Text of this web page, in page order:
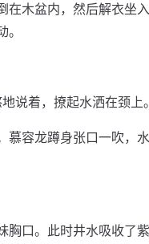
在木盆内，然后解衣坐
说着，撩起水洒在颈上。
慕容龙蹲身张口一吹，
口。此时井水吸收了